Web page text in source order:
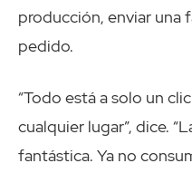
producción, enviar una
pedido.
“Todo está a solo un
cualquier lugar”, dice.
fantástica. Ya no